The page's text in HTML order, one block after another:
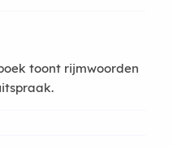
toont rijmwoorden